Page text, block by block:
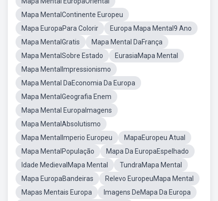
Mapa MentalContinente Europeu
Mapa EuropaPara Colorir
Europa Mapa Mental9 Ano
Mapa MentalGratis
Mapa Mental DaFrança
Mapa MentalSobre Estado
EurasiaMapa Mental
Mapa MentalImpressionismo
Mapa Mental DaEconomia Da Europa
Mapa MentalGeografia Enem
Mapa Mental EuropaImagens
Mapa MentalAbsolutismo
Mapa MentalImperio Europeu
MapaEuropeu Atual
Mapa MentalPopulação
Mapa Da EuropaEspelhado
Idade MedievalMapa Mental
TundraMapa Mental
Mapa EuropaBandeiras
Relevo EuropeuMapa Mental
Mapas Mentais Europa
Imagens DeMapa Da Europa